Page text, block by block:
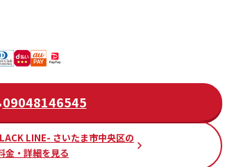
09048146545
LINE- さいたま市中央区の
金・詳細を見る